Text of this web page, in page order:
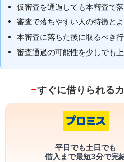
仮審査を通過しても本審査で
審査で落ちやすい人の特徴と
本審査に落ちた後に取るべき
審査通過の可能性を少しでも
すぐに借りられる
平日でも土日でも
借入まで最短3分で完